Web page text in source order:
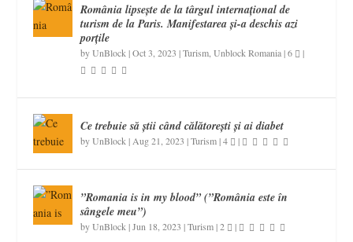
România lipsește de la târgul internațional de
turism de la Paris. Manifestarea și-a deschis azi
porțile
byUnBlock |Oct 3, 2023 |Turism ,Unblock Romania|6 |
Ce trebuie să știi când călătorești și ai diabet
byUnBlock | Aug 21, 2023 |Turism|4 |
”Romania is in my blood” (”România este în
sângele meu”)
byUnBlock |Jun 18, 2023 |Turism|2 |